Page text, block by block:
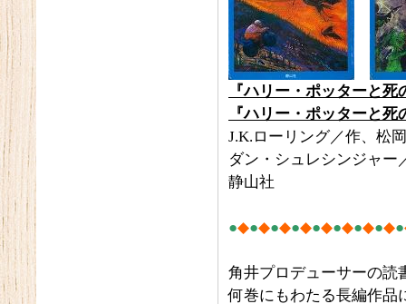
『ハリー・ポッターと死
『ハリー・ポッターと死
J.K.ローリング／作、松
ダン・シュレシンジャー
静山社
●◆●◆●◆●◆●◆●◆●◆●◆●
角井プロデューサーの読
何巻にもわたる長編作品